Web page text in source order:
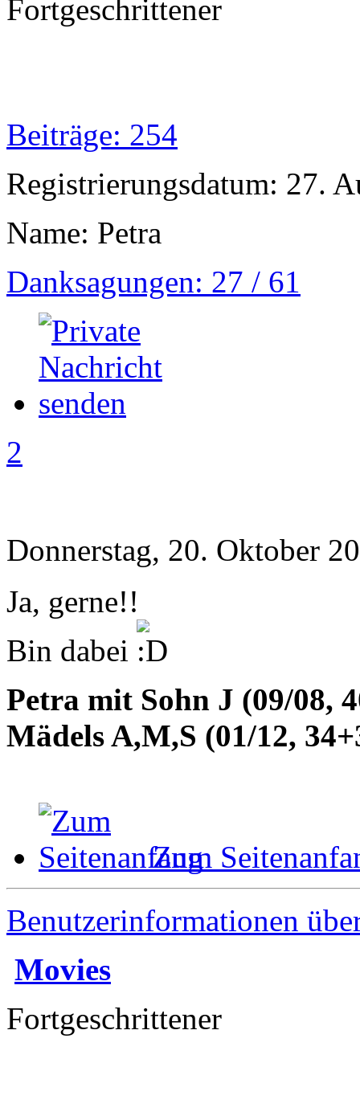
Fortgeschrittener
Beiträge: 254
Registrierungsdatum: 27.
Name: Petra
Danksagungen: 27 / 61
2
Donnerstag, 20. Oktober
Ja, gerne!!
Bin dabei
Petra mit Sohn J (09/08,
Mädels A,M,S (01/12,
Zum
Benutzerinformationen
Movies
Fortgeschrittener